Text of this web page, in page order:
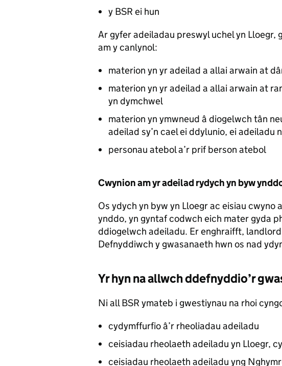
y BSR ei hun
Ar gyfer adeiladau preswyl uchel yn Lloegr,
am y canlynol:
materion yn yr adeilad a allai arwain at
materion yn yr adeilad a allai arwain at
yn dymchwel
materion yn ymwneud â diogelwch tân
adeilad sy’n cael ei ddylunio, ei adeiladu
personau atebol a’r prif berson atebol
Cwynion am yr adeilad rydych yn byw
Os ydych yn byw yn Lloegr ac eisiau cwyno
ynddo, yn gyntaf codwch eich mater gyda
ddiogelwch adeiladu. Er enghraifft,
Defnyddiwch y gwasanaeth hwn os nad
Yr hyn na allwch ddefnyddio’r
Ni allBSR ymateb i gwestiynau na rhoi
cydymffurfio â’r rheoliadau adeiladu
ceisiadau rheolaeth adeiladu yn Lloegr,
ceisiadau rheolaeth adeiladu yng